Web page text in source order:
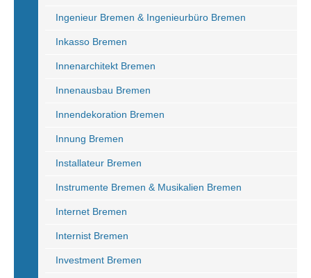
Ingenieur Bremen & Ingenieurbüro Bremen
Inkasso Bremen
Innenarchitekt Bremen
Innenausbau Bremen
Innendekoration Bremen
Innung Bremen
Installateur Bremen
Instrumente Bremen & Musikalien Bremen
Internet Bremen
Internist Bremen
Investment Bremen